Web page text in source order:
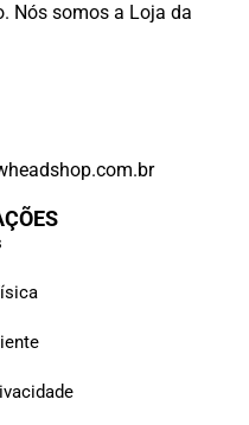
Nós somos a Loja da